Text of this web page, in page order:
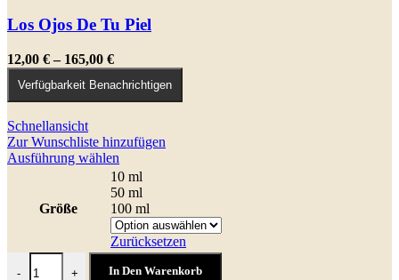
der
Produktseite
werden
Los Ojos De Tu Piel
12,00 € – 165,00 €Preisspanne:
12,00 €
bis
165,00 €
Verfügbarkeit Benachrichtigen
Schnellansicht
Zur Wunschliste hinzufügen
Ausführung wählen
Produkt
weist
mehrere
Varianten
auf.
Die
Optionen
Größe
10 ml
50 ml
100 ml
Zurücksetzen
-
Profumo Di Te Menge
+ In Den Warenkorb